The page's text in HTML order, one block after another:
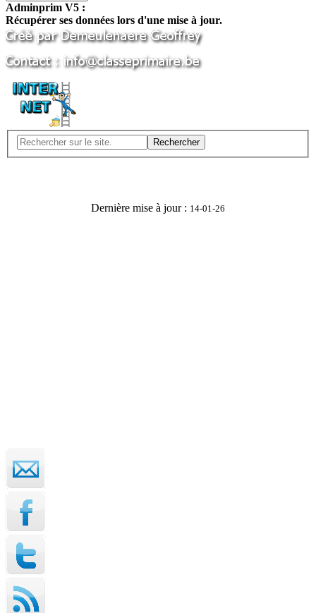
Adminprim V5 :
Récupérer ses données lors d'une mise à jour.
Rechercher
Dernière mise à jour : 14-01-26